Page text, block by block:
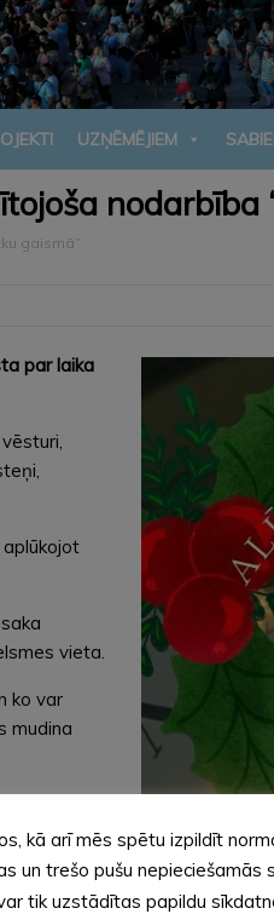
UZŅĒMĒJIEM
nodarbība
gaismā”
par laika
vieta.
ko var
mudina
kā arī mēs spētu izpildīt
un trešo pušu nepieciešamās
tik uzstādītas papildu